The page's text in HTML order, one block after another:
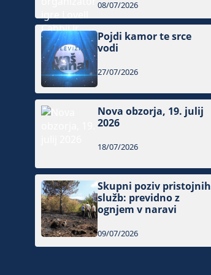
08/07/2026
Pojdi kamor te srce
vodi
27/07/2026
Nova obzorja, 19. julij
2026
18/07/2026
Skupni poziv pristojnih
služb: previdno z
ognjem v naravi
09/07/2026